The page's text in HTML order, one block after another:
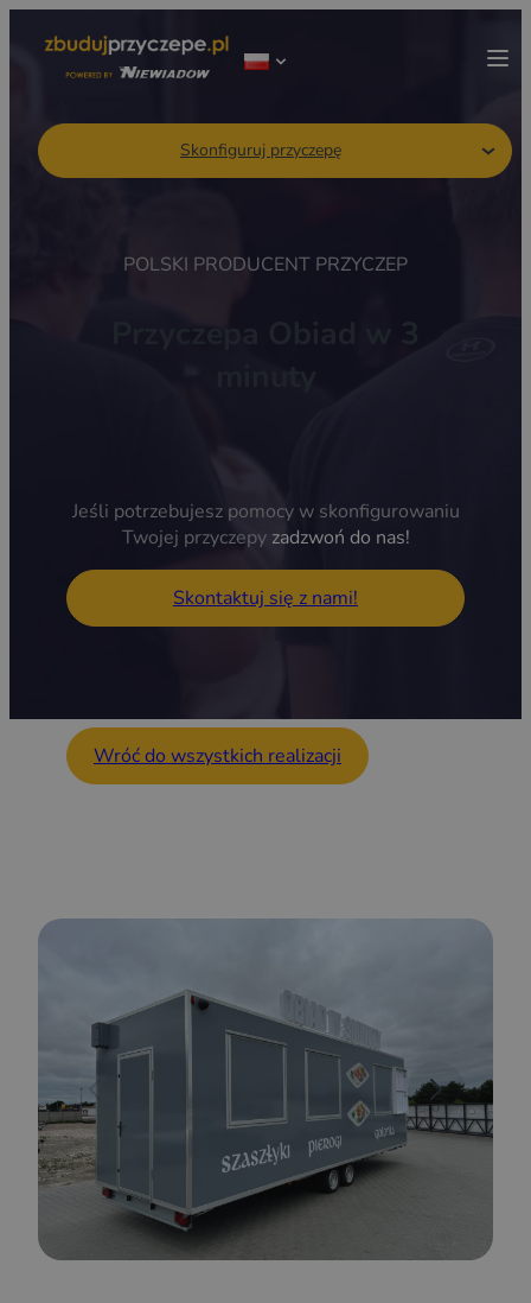
Skonfiguruj przyczepę
POLSKI PRODUCENT PRZYCZEP
Jeśli potrzebujesz pomocy w skonfigurowaniu
Twojej przyczepy zadzwoń do nas!
Skontaktuj się z nami!
Wróć do wszystkich realizacji